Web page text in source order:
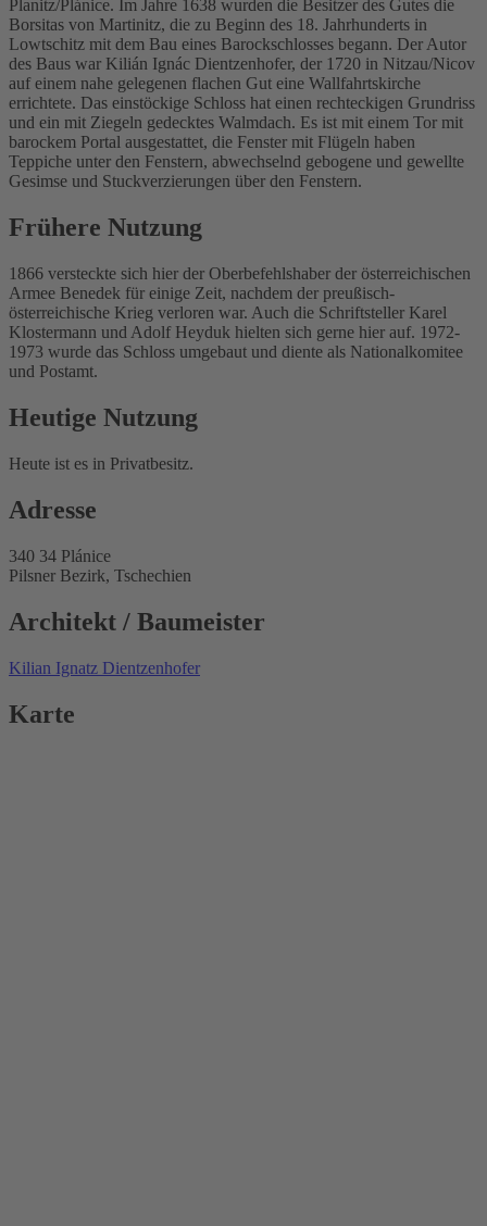
Planitz/Plánice. Im Jahre 1638 wurden die Besitzer des Gutes die
Borsitas von Martinitz, die zu Beginn des 18. Jahrhunderts in
Lowtschitz mit dem Bau eines Barockschlosses begann. Der Autor
des Baus war Kilián Ignác Dientzenhofer, der 1720 in Nitzau/Nicov
auf einem nahe gelegenen flachen Gut eine Wallfahrtskirche
errichtete. Das einstöckige Schloss hat einen rechteckigen Grundriss
und ein mit Ziegeln gedecktes Walmdach. Es ist mit einem Tor mit
barockem Portal ausgestattet, die Fenster mit Flügeln haben
Teppiche unter den Fenstern, abwechselnd gebogene und gewellte
Gesimse und Stuckverzierungen über den Fenstern.
Frühere Nutzung
1866 versteckte sich hier der Oberbefehlshaber der österreichischen
Armee Benedek für einige Zeit, nachdem der preußisch-
österreichische Krieg verloren war. Auch die Schriftsteller Karel
Klostermann und Adolf Heyduk hielten sich gerne hier auf. 1972-
1973 wurde das Schloss umgebaut und diente als Nationalkomitee
und Postamt.
Heutige Nutzung
Heute ist es in Privatbesitz.
Adresse
340 34 Plánice
Pilsner Bezirk, Tschechien
Architekt / Baumeister
Kilian Ignatz Dientzenhofer
Karte